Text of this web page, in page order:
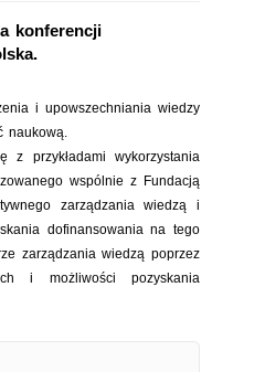
konferencji
i upowszechniania wiedzy
naukową.
z przykładami wykorzystania
wspólnie z Fundacją
zarządzania wiedzą i
dofinansowania na tego
zarządzania wiedzą poprzez
i możliwości pozyskania